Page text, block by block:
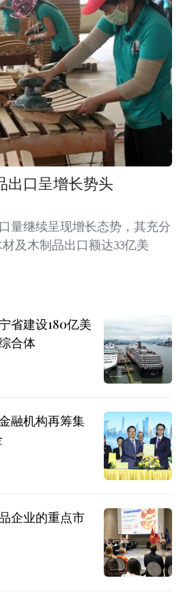
出口呈增长势头
量继续呈现增长态势，其充分
及木制品出口额达33亿美
省建设180亿美
合体
融机构再筹集
企业的重点市